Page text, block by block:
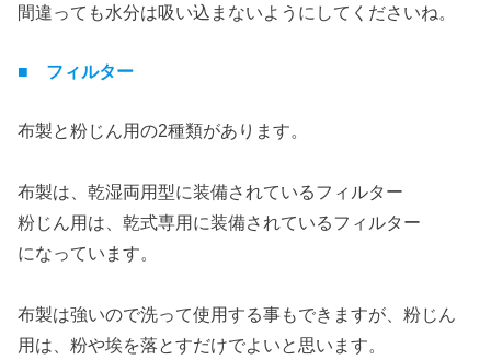
間違っても水分は吸い込まないようにしてくださいね。
■ フィルター
布製と粉じん用の2種類があります。
布製は、乾湿両用型に装備されているフィルター
粉じん用は、乾式専用に装備されているフィルター
になっています。
布製は強いので洗って使用する事もできますが、粉じん
用は、粉や埃を落とすだけでよいと思います。